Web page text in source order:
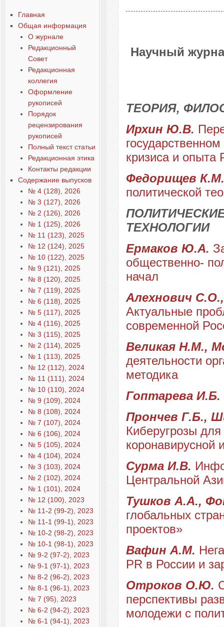
Главная
Общая информация
О журнале
Редакционный
Совет
Редакционная
коллегия
Оформление
рукописей
Порядок
рецензирования
рукописей
Полный текст статьи
Редакционная этика
Контакты редакции
Содержание выпусков
№ 4 (128), 2026
№ 3 (127), 2026
№ 2 (126), 2026
№ 1 (125), 2026
№ 11 (123), 2025
№ 12 (124), 2025
№ 10 (122), 2025
№ 9 (121), 2025
№ 8 (120), 2025
№ 7 (119), 2025
№ 6 (118), 2025
№ 5 (117), 2025
№ 4 (116), 2025
№ 3 (115), 2025
№ 2 (114), 2025
№ 1 (113), 2025
№ 12 (112), 2024
№ 11 (111), 2024
№ 10 (110), 2024
№ 9 (109), 2024
№ 8 (108), 2024
№ 7 (107), 2024
№ 6 (106), 2024
№ 5 (105), 2024
№ 4 (104), 2024
№ 3 (103), 2024
№ 2 (102), 2024
№ 1 (101), 2024
№ 12 (100), 2023
№ 11-2 (99-2), 2023
№ 11-1 (99-1), 2023
№ 10-2 (98-2), 2023
№ 10-1 (98-1), 2023
№ 9-2 (97-2), 2023
№ 9-1 (97-1), 2023
№ 8-2 (96-2), 2023
№ 8-1 (96-1), 2023
№ 7 (95), 2023
№ 6-2 (94-2), 2023
№ 6-1 (94-1), 2023
Научный
ТЕОРИЯ,
Ирхин Ю.В.
кризиса и опыта
Федорищев
политической
ТЕХНОЛОГИИ
Ермаков Ю.А.
общественно-
начал
Алехнович
Актуальные
современной
Великая Н.М.,
деятельности
методика
Гоптарева И.Б.
Прончев Г.Б.,
Киберугрозы
коронавирусной
Сурма И.В.
Центральной
Тушков А.А.,
глобальных
проектов»
Вафин А.М.
PR в России и
Отроков О.Ю.
перспективы
молодежи с